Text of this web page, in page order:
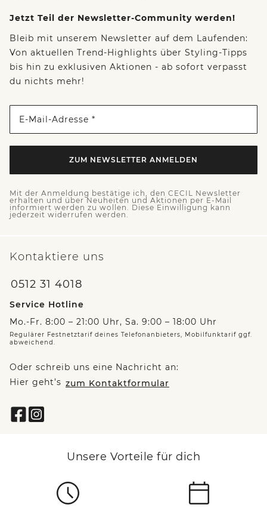
Jetzt Teil der Newsletter-Community werden!
Bleib mit unserem Newsletter auf dem Laufenden:
Von aktuellen Trend-Highlights über Styling-Tipps
bis hin zu exklusiven Aktionen - ab sofort verpasst
du nichts mehr!
E-Mail-Adresse *
ZUM NEWSLETTER ANMELDEN
Mit der Anmeldung bestätige ich, den CECIL Newsletter
erhalten und über Neuheiten und Aktionen per E-Mail
informiert werden zu wollen. Diese Einwilligung kann
jederzeit widerrufen werden.
Kontaktiere uns
0512 31 4018
Service Hotline
Mo.-Fr. 8:00 – 21:00 Uhr, Sa. 9:00 – 18:00 Uhr
Regulärer Festnetztarif deines Telefonanbieters, Mobilfunktarif ggf.
abweichend.
Oder schreib uns eine Nachricht an:
Hier geht’s zum Kontaktformular
Unsere Vorteile für dich